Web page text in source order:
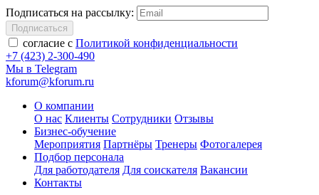
Подписаться на рассылку:
Подписаться
согласие с Политикой конфиденциальности
+7 (423) 2-300-490
Мы в Telegram
kforum@kforum.ru
О компании
О нас Клиенты Сотрудники Отзывы
Бизнес-обучение
Мероприятия Партнёры Тренеры Фотогалерея
Подбор персонала
Для работодателя Для соискателя Вакансии
Контакты